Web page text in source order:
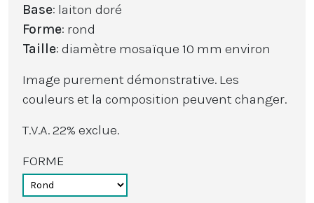
Base: laiton doré
Forme: rond
Taille: diamètre mosaïque 10 mm environ
Image purement démonstrative. Les
couleurs et la composition peuvent changer.
T.V.A. 22% exclue.
FORME